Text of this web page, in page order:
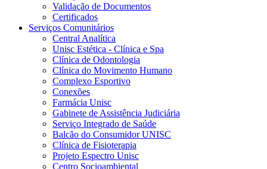
Validação de Documentos
Certificados
Serviços Comunitários
Central Analítica
Unisc Estética - Clínica e Spa
Clínica de Odontologia
Clínica do Movimento Humano
Complexo Esportivo
Conexões
Farmácia Unisc
Gabinete de Assistência Judiciária
Serviço Integrado de Saúde
Balcão do Consumidor UNISC
Clínica de Fisioterapia
Projeto Espectro Unisc
Centro Socioambiental